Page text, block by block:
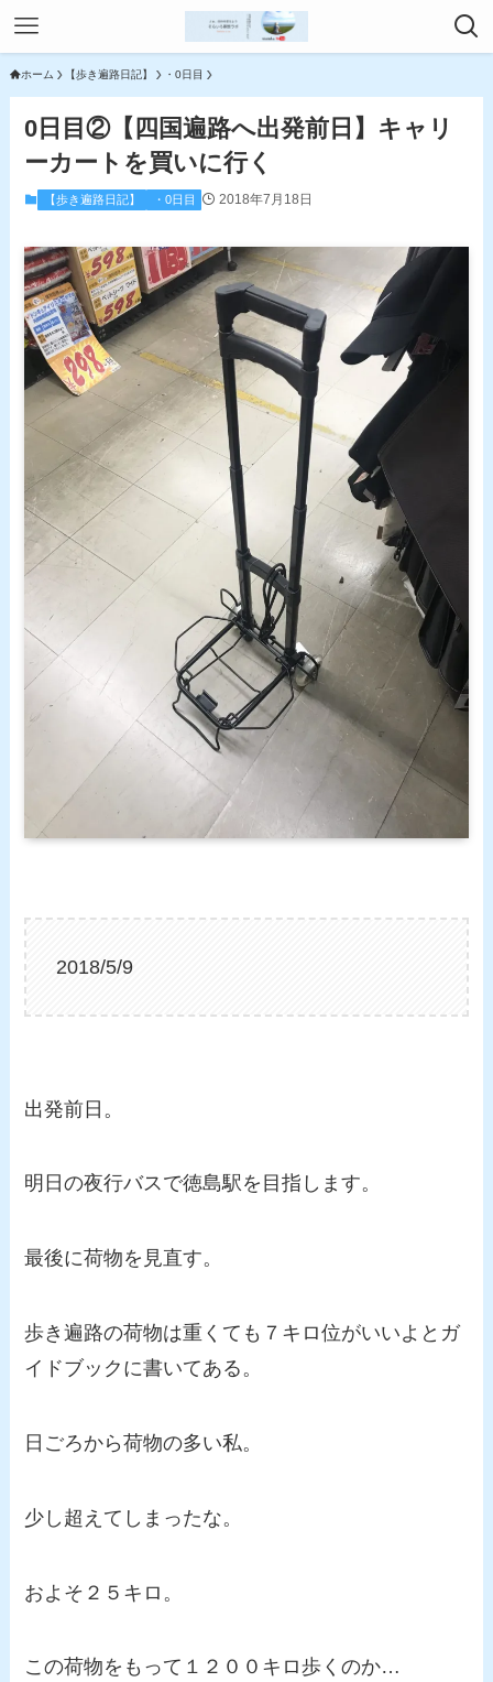
ホーム 【歩き遍路日記】 ・0日目
0日目②【四国遍路へ出発前日】キャリ
ーカートを買いに行く
【歩き遍路日記】 ・0日目 2018年7月18日
2018/5/9
出発前日。
明日の夜行バスで徳島駅を目指します。
最後に荷物を見直す。
歩き遍路の荷物は重くても７キロ位がいいよとガ
イドブックに書いてある。
日ごろから荷物の多い私。
少し超えてしまったな。
およそ２５キロ。
この荷物をもって１２００キロ歩くのか…